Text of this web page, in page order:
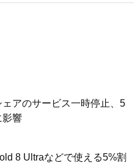
ェアのサービス一時停止、5
影響
8 Ultraなどで使える5%割